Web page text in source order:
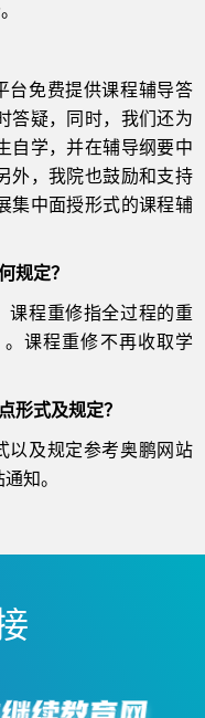
台免费提供课程辅导答
答疑，同时，我们还为
自学，并在辅导纲要中
外，我院也鼓励和支持
集中面授形式的课程辅
规定？
课程重修指全过程的重
课程重修不再收取学
形式及规定？
以及规定参考奥鹏网站
知。